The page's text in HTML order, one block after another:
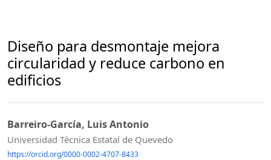
Diseño para desmontaje mejora
circularidad y reduce carbono en
edificios
Barreiro-García, Luis Antonio
Universidad Técnica Estatal de Quevedo
https://orcid.org/0000-0002-4707-8433